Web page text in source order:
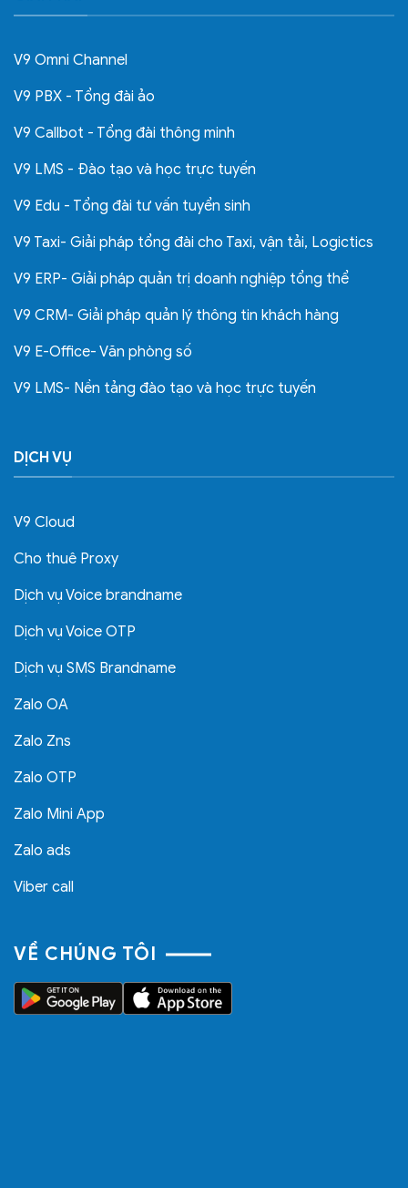
V9 Omni Channel
V9 PBX - Tổng đài ảo
V9 Callbot - Tổng đài thông minh
V9 LMS - Đào tạo và học trực tuyến
V9 Edu - Tổng đài tư vấn tuyển sinh
V9 Taxi- Giải pháp tổng đài cho Taxi, vận tải, Logictics
V9 ERP- Giải pháp quản trị doanh nghiệp tổng thể
V9 CRM- Giải pháp quản lý thông tin khách hàng
V9 E-Office- Văn phòng số
V9 LMS- Nền tảng đào tạo và học trực tuyến
DỊCH VỤ
V9 Cloud
Cho thuê Proxy
Dịch vụ Voice brandname
Dịch vụ Voice OTP
Dịch vụ SMS Brandname
Zalo OA
Zalo Zns
Zalo OTP
Zalo Mini App
Zalo ads
Viber call
VỀ CHÚNG TÔI